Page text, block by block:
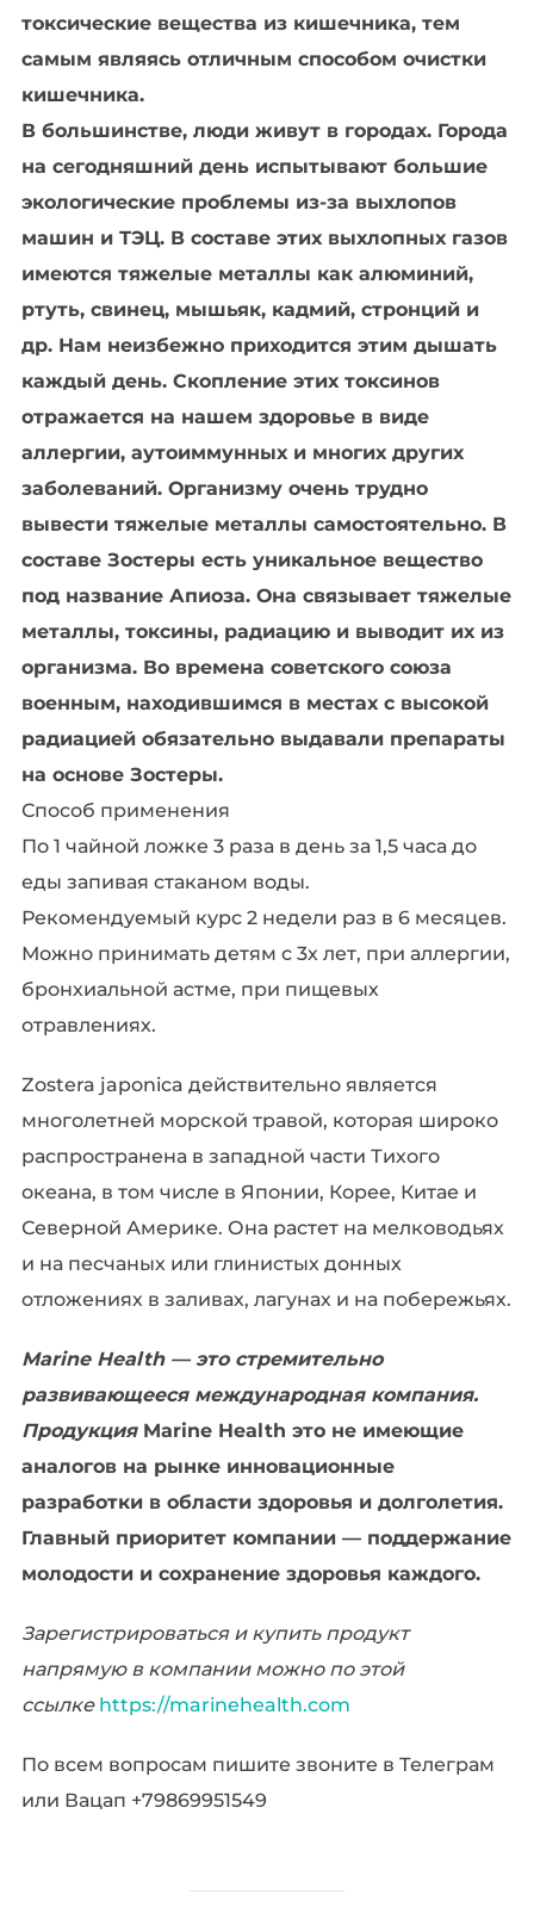
токсические вещества из кишечника, тем
самым являясь отличным способом очистки
кишечника.
В большинстве, люди живут в городах. Города
на сегодняшний день испытывают большие
экологические проблемы из-за выхлопов
машин и ТЭЦ. В составе этих выхлопных газов
имеются тяжелые металлы как алюминий,
ртуть, свинец, мышьяк, кадмий, стронций и
др. Нам неизбежно приходится этим дышать
каждый день. Скопление этих токсинов
отражается на нашем здоровье в виде
аллергии, аутоиммунных и многих других
заболеваний. Организму очень трудно
вывести тяжелые металлы самостоятельно. В
составе Зостеры есть уникальное вещество
под название Апиоза. Она связывает тяжелые
металлы, токсины, радиацию и выводит их из
организма. Во времена советского союза
военным, находившимся в местах с высокой
радиацией обязательно выдавали препараты
на основе Зостеры.
Способ применения
По 1 чайной ложке 3 раза в день за 1,5 часа до
еды запивая стаканом воды.
Рекомендуемый курс 2 недели раз в 6 месяцев.
Можно принимать детям с 3х лет, при аллергии,
бронхиальной астме, при пищевых
отравлениях.
Zostera japonica действительно является
многолетней морской травой, которая широко
распространена в западной части Тихого
океана, в том числе в Японии, Корее, Китае и
Северной Америке. Она растет на мелководьях
и на песчаных или глинистых донных
отложениях в заливах, лагунах и на побережьях.
Marine Health — это стремительно
развивающееся международная компания.
ПродукцияMarine Health это не имеющие
аналогов на рынке инновационные
разработки в области здоровья и долголетия.
Главный приоритет компании — поддержание
молодости и сохранение здоровья каждого.
Зарегистрироваться и купить продукт
напрямую в компании можно по этой
ссылке https://marinehealth.com
По всем вопросам пишите звоните в Телеграм
или Вацап +79869951549